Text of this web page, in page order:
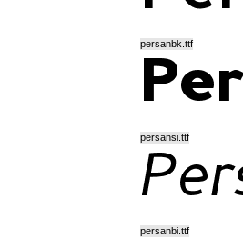
persanbk.ttf
persansi.ttf
persanbi.ttf